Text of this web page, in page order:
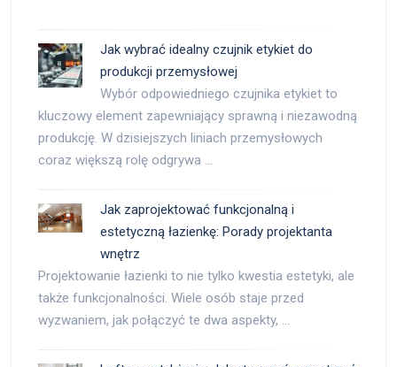
Jak wybrać idealny czujnik etykiet do
produkcji przemysłowej
Wybór odpowiedniego czujnika etykiet to
kluczowy element zapewniający sprawną i niezawodną
produkcję. W dzisiejszych liniach przemysłowych
coraz większą rolę odgrywa …
Jak zaprojektować funkcjonalną i
estetyczną łazienkę: Porady projektanta
wnętrz
Projektowanie łazienki to nie tylko kwestia estetyki, ale
także funkcjonalności. Wiele osób staje przed
wyzwaniem, jak połączyć te dwa aspekty, …